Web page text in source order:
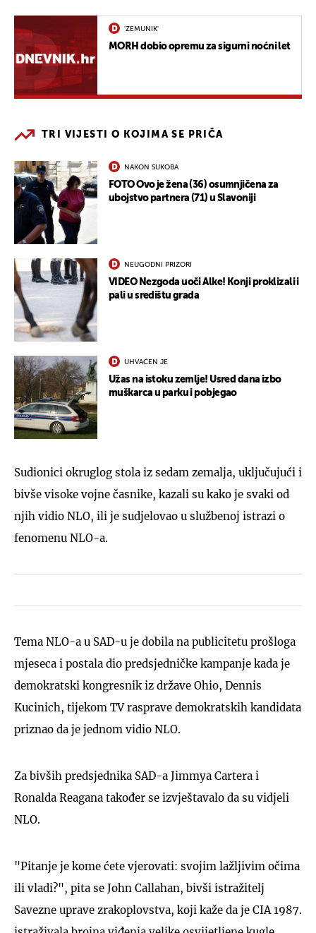
'ZEMUNIK'
MORH dobio opremu za sigurni noćni let
TRI VIJESTI O KOJIMA SE PRIČA
NAKON SUKOBA
FOTO Ovo je žena (36) osumnjičena za
ubojstvo partnera (71) u Slavoniji
NEUGODNI PRIZORI
VIDEO Nezgoda uoči Alke! Konji proklizali i
pali u središtu grada
UHVAĆEN JE
Užas na istoku zemlje! Usred dana izbo
muškarca u parku i pobjegao
Sudionici okruglog stola iz sedam zemalja, uključujući i
bivše visoke vojne časnike, kazali su kako je svaki od
njih vidio NLO, ili je sudjelovao u službenoj istrazi o
fenomenu NLO-a.
Tema NLO-a u SAD-u je dobila na publicitetu prošloga
mjeseca i postala dio predsjedničke kampanje kada je
demokratski kongresnik iz države Ohio, Dennis
Kucinich, tijekom TV rasprave demokratskih kandidata
priznao da je jednom vidio NLO.
Za bivših predsjednika SAD-a Jimmya Cartera i
Ronalda Reagana također se izvještavalo da su vidjeli
NLO.
"Pitanje je kome ćete vjerovati: svojim lažljivim očima
ili vladi?", pita se John Callahan, bivši istražitelj
Savezne uprave zrakoplovstva, koji kaže da je CIA 1987.